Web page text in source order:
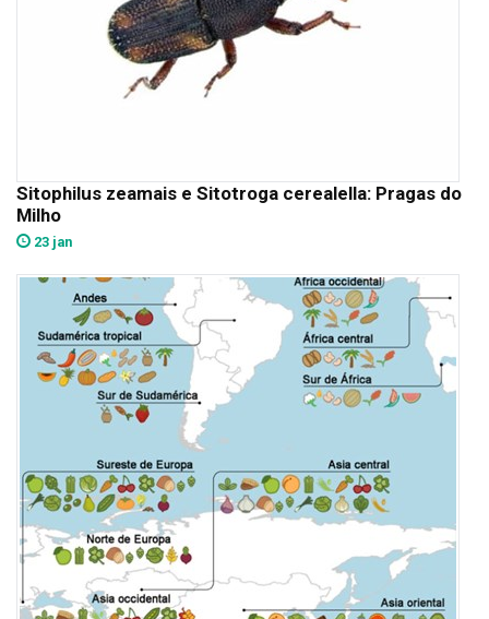
Sitophilus zeamais e Sitotroga cerealella: Pragas do
Milho
23 jan